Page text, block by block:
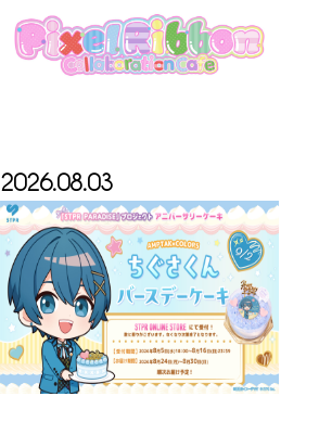
2026.08.03